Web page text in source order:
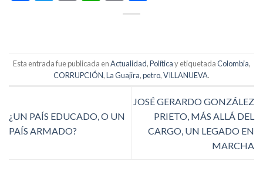
Link
Esta entrada fue publicada enActualidad,Políticay etiquetadaColombia,
CORRUPCIÓN,La Guajira,petro,VILLANUEVA.
¿UN PAÍS EDUCADO, O UN
PAÍS ARMADO?
JOSÉ GERARDO GONZÁLEZ
PRIETO, MÁS ALLÁ DEL
CARGO, UN LEGADO EN
MARCHA